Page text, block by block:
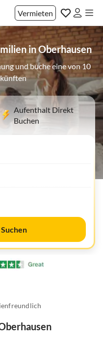
Vermieten
in Oberhausen
und buche eine von 10
Aufenthalt Direkt
Buchen